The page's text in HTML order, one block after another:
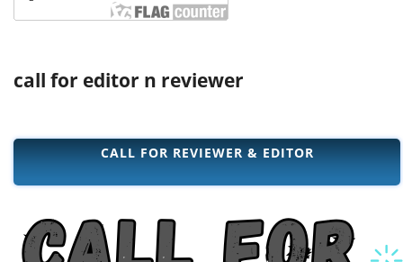
call for editor n reviewer
CALL FOR REVIEWER & EDITOR